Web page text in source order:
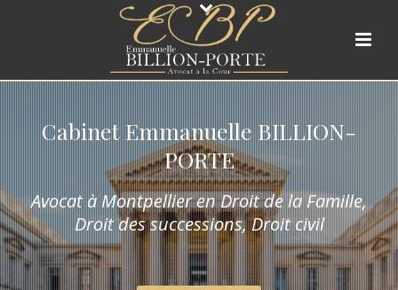
Cabinet Emmanuelle BILLION-
PORTE
Avocat à Montpellier en Droit de la Famille,
Droit des successions, Droit civil